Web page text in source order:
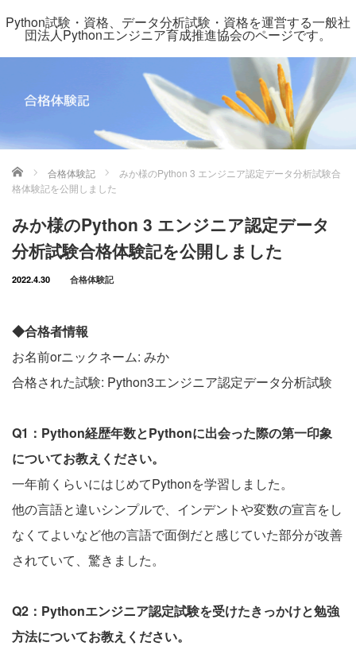
Python試験・資格、データ分析試験・資格を運営する一般社
団法人Pythonエンジニア育成推進協会のページです。
ホーム 合格体験記
みか様のPython 3 エンジニア認定データ分析試験合
格体験記を公開しました
みか様のPython 3 エンジニア認定データ
分析試験合格体験記を公開しました
2022.4.30 合格体験記
◆合格者情報
お名前orニックネーム: みか
合格された試験: Python3エンジニア認定データ分析試験
Q1：Python経歴年数とPythonに出会った際の第一印象
についてお教えください。
一年前くらいにはじめてPythonを学習しました。
他の言語と違いシンプルで、インデントや変数の宣言をし
なくてよいなど他の言語で面倒だと感じていた部分が改善
されていて、驚きました。
Q2：Pythonエンジニア認定試験を受けたきっかけと勉強
方法についてお教えください。